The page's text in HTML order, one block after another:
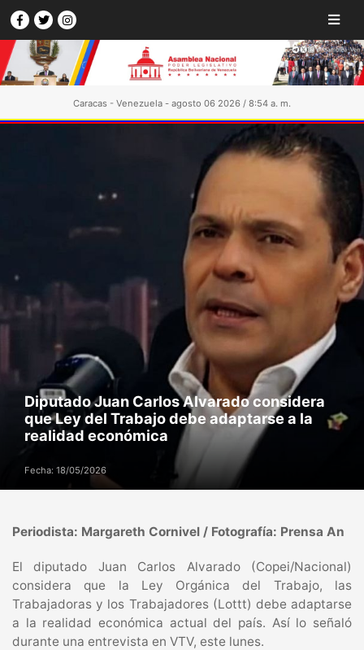
Caracas - Venezuela - agosto 06 2026 / 8:54 a. m.
Diputado Juan Carlos Alvarado considera
que Ley del Trabajo debe adaptarse a la
realidad económica
Fecha: 18/05/2026
Periodista: Margareth Cornivel / Fotografía: Prensa An
El diputado Juan Carlos Alvarado (Copei/Nacional)
considera que la Ley Orgánica del Trabajo, las
Trabajadoras y los Trabajadores (Lottt) debe adaptarse
a la realidad económica actual del país. Así lo señaló
durante una entrevista en VTV, este lunes.